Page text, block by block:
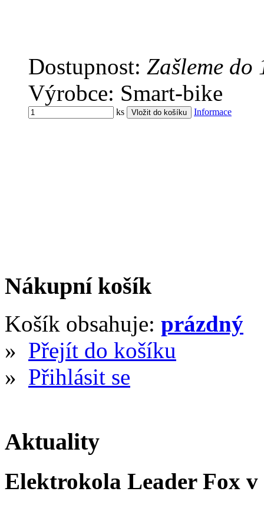
Dostupnost: Zašleme do
Výrobce: Smart-bike
ks Informace
Nákupní košík
Košík obsahuje: prázdný
» Přejít do košíku
» Přihlásit se
Aktuality
Elektrokola Leader Fox